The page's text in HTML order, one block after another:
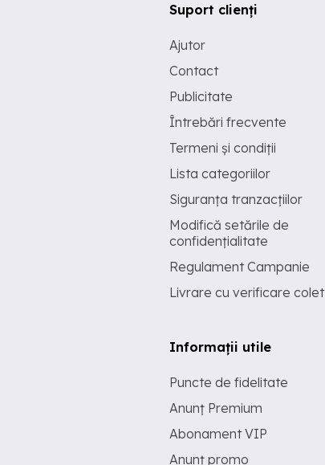
Suport clienți
Ajutor
Contact
Publicitate
Întrebări frecvente
Termeni și condiții
Lista categoriilor
Siguranța tranzacțiilor
Modifică setările de
confidențialitate
Regulament Campanie
Livrare cu verificare colet
Informații utile
Puncte de fidelitate
Anunț Premium
Abonament VIP
Anunț promo